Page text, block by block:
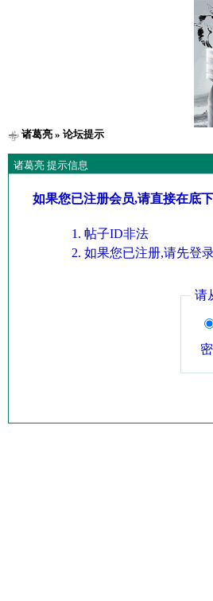
诸葛亮» 论坛提示
诸葛亮 提示信息
如果您已注册会员,请直接在底
帖子ID非法
如果您已注册,请先登
请